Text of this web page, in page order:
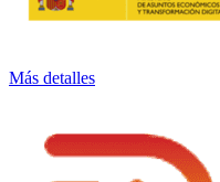
Más detalles